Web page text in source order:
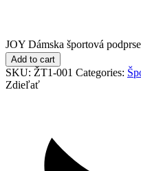
JOY Dámska športová
Add to cart
SKU: ŽT1-001 Categories:
Zdieľať